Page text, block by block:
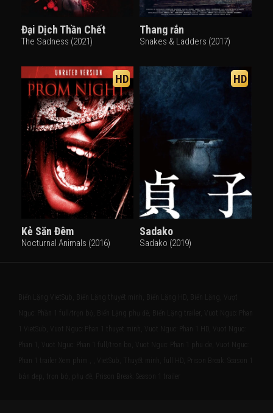
Đại Dịch Thần Chết
The Sadness (2021)
Thang rắn
Snakes & Ladders (2017)
HD
Kẻ Săn Đêm
Nocturnal Animals (2016)
HD
Sadako
Sadako (2019)
Biển Lặng VietSub, Biển Lặng thuyết minh, Biển Lặng HD, Biển Lặng, Vượt
Ngục: Phần 1 full/trọn bộ, Biển Lặng phụ đề, Biển Lặng trailer, Vuot Nguc: Phan
1 VietSub, Vuot Nguc: Phan 1 thuyet minh, Vuot Nguc: Phan 1 HD, Vuot Nguc:
Phan 1, Vuot Nguc: Phan 1 full/tron bo, Vuot Nguc: Phan 1 phu de, Vuot Nguc:
Phan 1 trailer Xem phim , , VietSub, Thuyết minh, full HD, Prison Break: Season 1
bản đẹp, trọn bộ, phụ đề, Prison Break: Season 1 trailer